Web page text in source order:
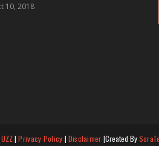
10, 2018
|Privacy Policy | Disclaimer |Created By